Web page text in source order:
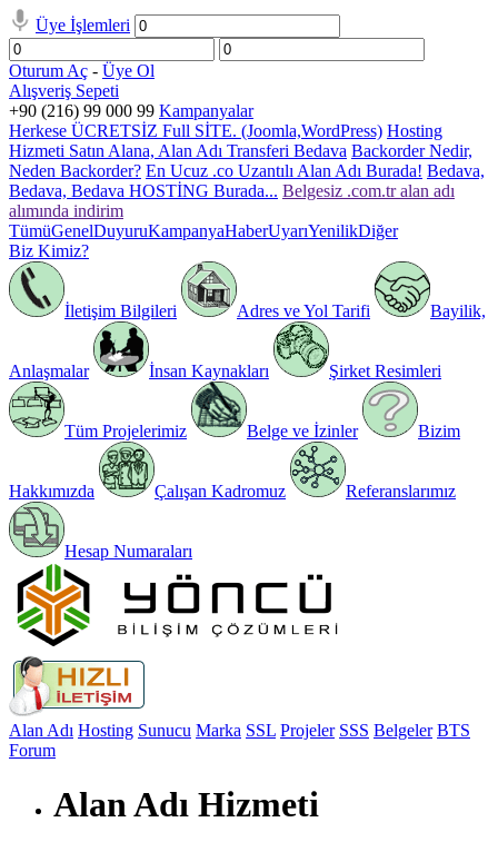
Üye İşlemleri
Oturum Aç - Üye Ol
Alışveriş Sepeti
+90 (216) 99 000 99 Kampanyalar
Herkese ÜCRETSİZ Full SİTE. (Joomla,WordPress) Hosting
Hizmeti Satın Alana, Alan Adı Transferi Bedava Backorder Nedir,
Neden Backorder? En Ucuz .co Uzantılı Alan Adı Burada! Bedava,
Bedava, Bedava HOSTİNG Burada... Belgesiz .com.tr alan adı
alımında indirim
TümüGenelDuyuruKampanyaHaberUyarıYenilikDiğer
Biz Kimiz?
İletişim Bilgileri Adres ve Yol Tarifi Bayilik,
Anlaşmalar İnsan Kaynakları Şirket Resimleri
Tüm Projelerimiz Belge ve İzinler Bizim
Hakkımızda Çalışan Kadromuz Referanslarımız
Hesap Numaraları
Alan Adı Hosting Sunucu Marka SSL Projeler SSS Belgeler BTS
Forum
Alan Adı Hizmeti